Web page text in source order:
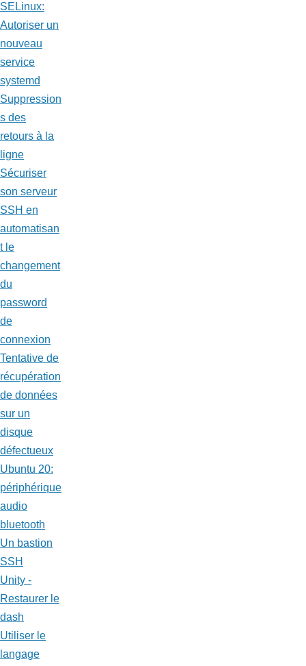
SELinux:
Autoriser un
nouveau
service
systemd
Suppression
s des
retours à la
ligne
Sécuriser
son serveur
SSH en
automatisan
t le
changement
du
password
de
connexion
Tentative de
récupération
de données
sur un
disque
défectueux
Ubuntu 20:
périphérique
audio
bluetooth
Un bastion
SSH
Unity -
Restaurer le
dash
Utiliser le
langage